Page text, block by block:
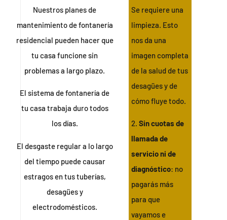
Nuestros planes de
mantenimiento de fontanería
residencial pueden hacer que
tu casa funcione sin
problemas a largo plazo.
El sistema de fontanería de
tu casa trabaja duro todos
los días.
El desgaste regular a lo largo
del tiempo puede causar
estragos en tus tuberías,
desagües y
electrodomésticos.
Se requiere una
limpieza. Esto
nos da una
imagen completa
de la salud de tus
desagües y de
cómo fluye todo.
2. Sin cuotas de
llamada de
servicio ni de
diagnóstico: no
pagarás más
para que
vayamos e